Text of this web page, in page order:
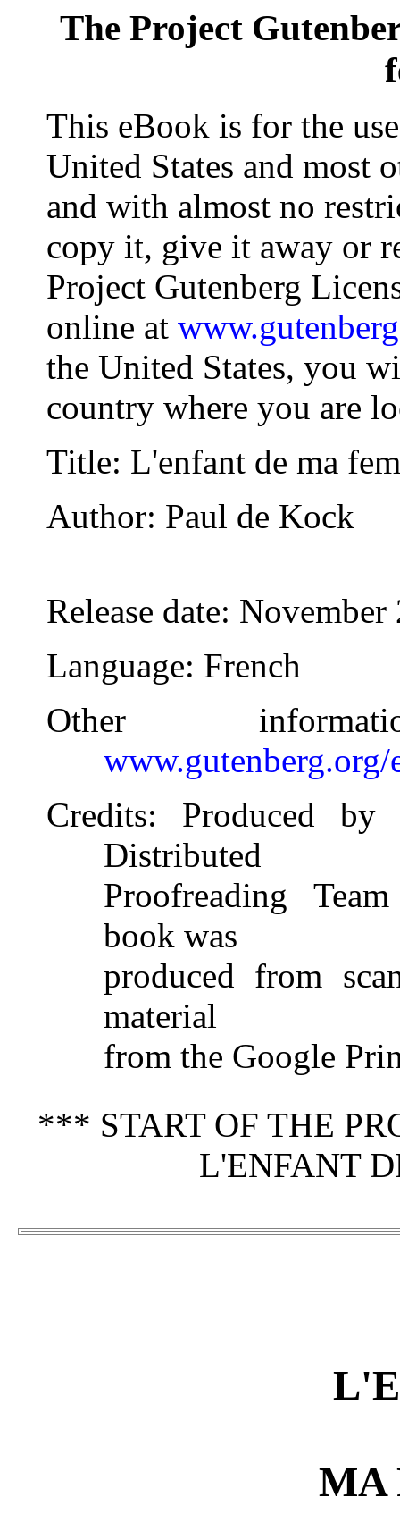
The Project
This eBook is for the
United States and most
and with almost no
copy it, give it away or
Project Gutenberg
online at
the United States, you
country where you are
Title: L'enfant de ma
Author: Paul de Kock
Release date:
Language: French
Other
Credits: Produced by
Distributed
Proofreading
book was
produced from
material
from the Google
*** START OF THE
L'ENFANT
MA